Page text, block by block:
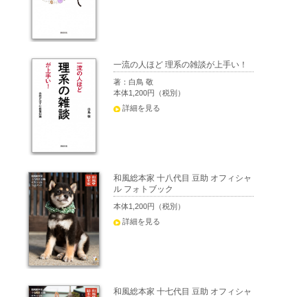
一流の人ほど 理系の雑談が上手い！
著：白鳥 敬
本体1,200円（税別）
詳細を見る
和風総本家 十八代目 豆助 オフィシャ
ル フォトブック
本体1,200円（税別）
詳細を見る
和風総本家 十七代目 豆助 オフィシャ